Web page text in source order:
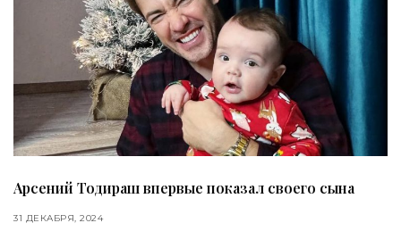
Арсений Тодираш впервые показал своего сына
31 ДЕКАБРЯ, 2024